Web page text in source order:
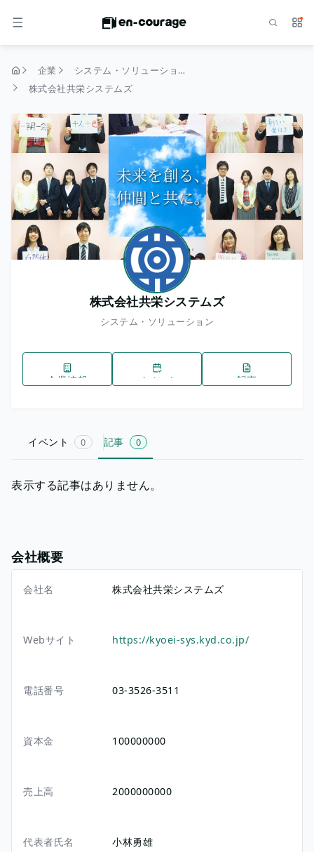
メニュー サ
企業
システム・ソリューション
株式会社共栄システムズ
株式会社共栄システムズ
システム・ソリューション
企業情報 イベント 記事
イベント 0 記事 0
表示する記事はありません。
会社概要
会社名 株式会社共栄システムズ
Webサイト https://kyoei-sys.kyd.co.jp/
電話番号 03-3526-3511
資本金 100000000
売上高 2000000000
代表者氏名 小林勇雄